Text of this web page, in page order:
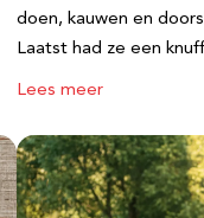
doen, kauwen en
Laatst had ze een
Lees meer